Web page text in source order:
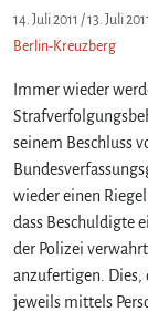
14. Juli 2011 /13. Juli 2011
Berlin-Kreuzberg
Immer wieder
seinem Beschluss
wieder einen
dass Beschuldigte
der Polizei
anzufertigen. Dies,
jeweils mittels